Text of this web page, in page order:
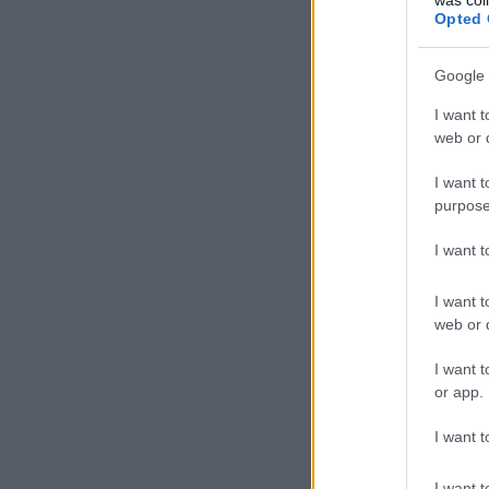
Opted
Google
I want
web or
I want
I want
I want
web or
I want
or app.
I want